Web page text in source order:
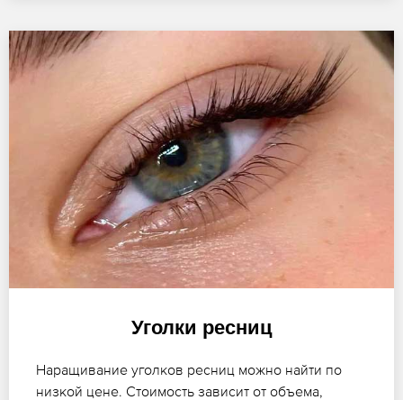
Уголки ресниц
Наращивание уголков ресниц можно найти по
низкой цене. Стоимость зависит от объема,